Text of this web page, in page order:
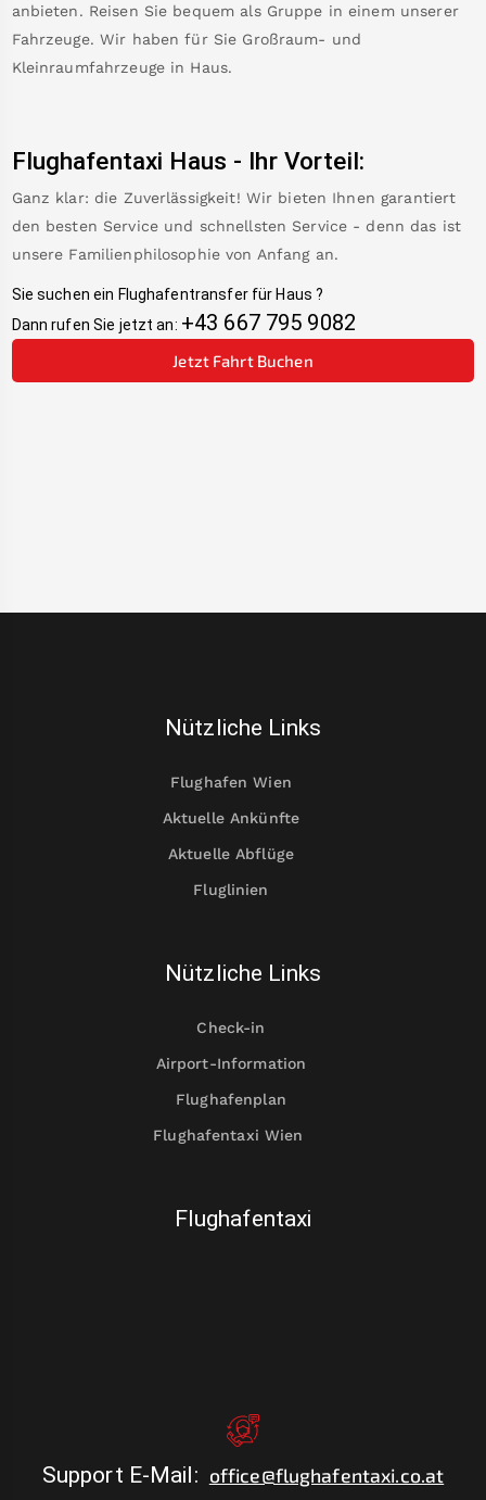
anbieten. Reisen Sie bequem als Gruppe in einem unserer
Fahrzeuge. Wir haben für Sie Großraum- und
Kleinraumfahrzeuge in Haus.
Flughafentaxi Haus - Ihr Vorteil:
Ganz klar: die Zuverlässigkeit! Wir bieten Ihnen garantiert
den besten Service und schnellsten Service - denn das ist
unsere Familienphilosophie von Anfang an.
Sie suchen ein Flughafentransfer für Haus ?
Dann rufen Sie jetzt an: +43 667 795 9082
Jetzt Fahrt Buchen
Nützliche Links
Flughafen Wien
Aktuelle Ankünfte
Aktuelle Abflüge
Fluglinien
Nützliche Links
Check-in
Airport-Information
Flughafenplan
Flughafentaxi Wien
Flughafentaxi
Support E-Mail: office@flughafentaxi.co.at